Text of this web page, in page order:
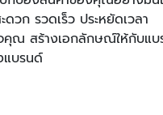
วก รวดเร็ว ประหยัดเวลา
คุณ สร้างเอกลักษณ์ให้กับแ
แบรนด์